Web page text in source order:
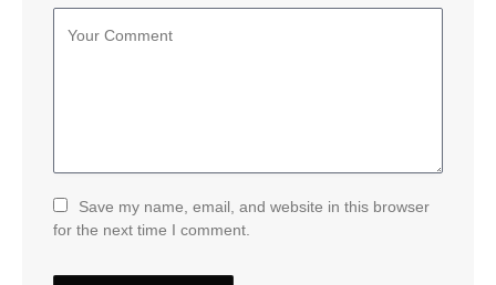
Save my name, email, and website in this browser
for the next time I comment.